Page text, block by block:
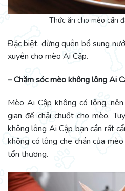
Thức ăn cho mèo cần
Đặc biệt, đừng quên bổ sung
xuyên cho mèo Ai Cập.
– Chăm sóc mèo không lông Ai
Mèo Ai Cập không có lông,
gian để chải chuốt cho mèo.
không lông Ai Cập bạn cần rất
không có lông che chắn của
tổn thương.